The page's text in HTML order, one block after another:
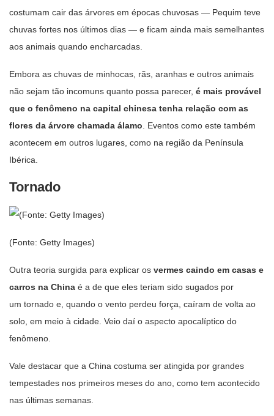
costumam cair das árvores em épocas chuvosas — Pequim teve
chuvas fortes nos últimos dias — e ficam ainda mais semelhantes
aos animais quando encharcadas.
Embora as chuvas de minhocas, rãs, aranhas e outros animais
não sejam tão incomuns quanto possa parecer, é mais provável
que o fenômeno na capital chinesa tenha relação com as
flores da árvore chamada álamo. Eventos como este também
acontecem em outros lugares, como na região da Península
Ibérica.
Tornado
(Fonte: Getty Images)
Outra teoria surgida para explicar os vermes caindo em casas e
carros na China é a de que eles teriam sido sugados por
um tornado e, quando o vento perdeu força, caíram de volta ao
solo, em meio à cidade. Veio daí o aspecto apocalíptico do
fenômeno.
Vale destacar que a China costuma ser atingida por grandes
tempestades nos primeiros meses do ano, como tem acontecido
nas últimas semanas.